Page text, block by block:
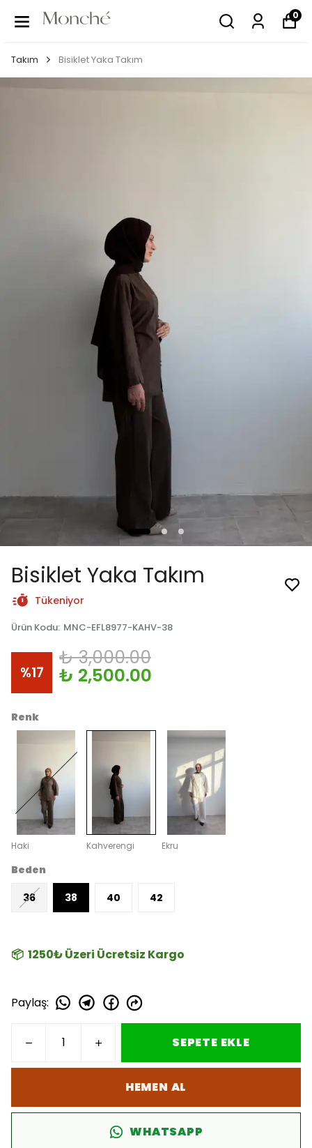
0
Takım Bisiklet Yaka Takım
Bisiklet Yaka Takım
Tükeniyor
Ürün Kodu: MNC-EFL8977-KAHV-38
%17
₺ 3,000.00
₺ 2,500.00
Renk
Haki Kahverengi Ekru
Beden
36
38 40 42
📦 1250₺ Üzeri Ücretsiz Kargo
Paylaş:
SEPETE EKLE
HEMEN AL
WHATSAPP